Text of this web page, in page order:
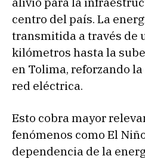
centro del país. La
transmitida a través de
kilómetros hasta la
en Tolima, reforzando
red eléctrica.
Esto cobra mayor
fenómenos como El
dependencia de la